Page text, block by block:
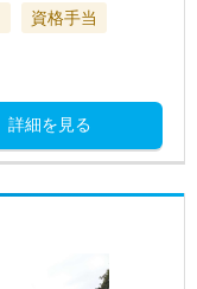
資格手当
詳細を見る